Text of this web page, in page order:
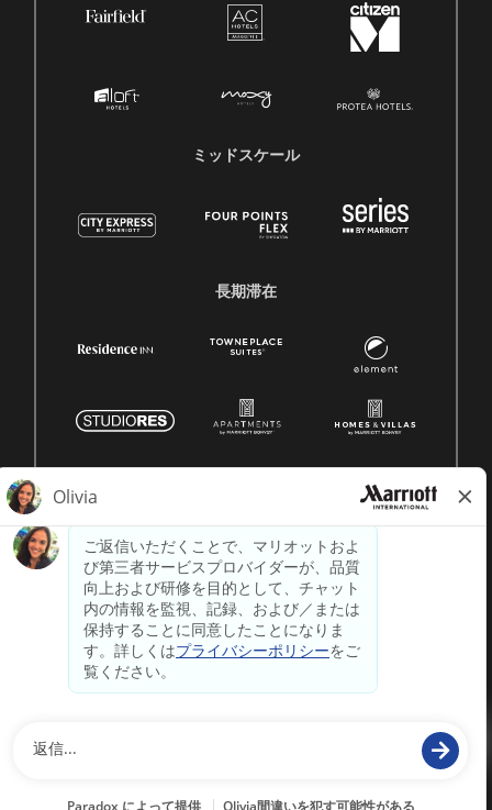
ミッドスケール
長期滞在
著作権はすべて留保されます。マリオットの独自情報
paradox.ai